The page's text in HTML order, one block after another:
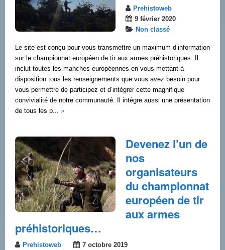
Prehistoweb
9 février 2020
Non classé
Le site est conçu pour vous transmettre un maximum d’information
sur le championnat européen de tir aux armes préhistoriques. Il
inclut toutes les manches européennes en vous mettant à
disposition tous les renseignements que vous avez besoin pour
vous permettre de participez et d’intégrer cette magnifique
convivialité de notre communauté. Il intègre aussi une présentation
de tous les p... »
Devenez l’un de
nos
organisateurs
du championnat
européen de tir
aux armes
préhistoriques…
Prehistoweb
7 octobre 2019